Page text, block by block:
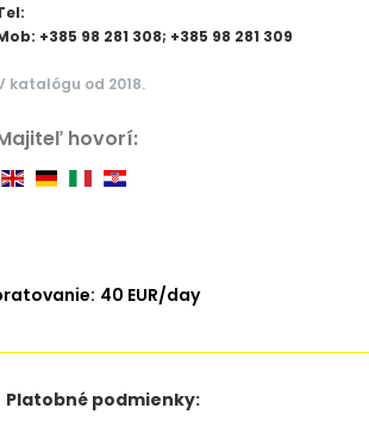
+385 98 281 308; +385 98 281 309
katalógu od 2018.
hovorí:
40 EUR/day
Platobné podmienky: